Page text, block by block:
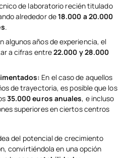
de laboratorio recién titulado
alrededor de18.000 a 20.000
.
algunos años de experiencia, el
a cifras entre22.000 y 28.000
En el caso de aquellos
de trayectoria, es posible que los
35.000 euros anuales, e incluso
superiores en ciertos centros
del potencial de crecimiento
convirtiéndola en una opción